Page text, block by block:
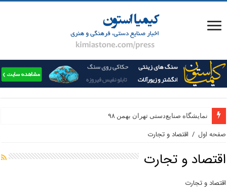
نمایشگاه صنایع‌دستی تهران بهمن ۹۸
صفحه اول / اقتصاد و تجارت
اقتصاد و تجارت
اقتصاد و تجارت